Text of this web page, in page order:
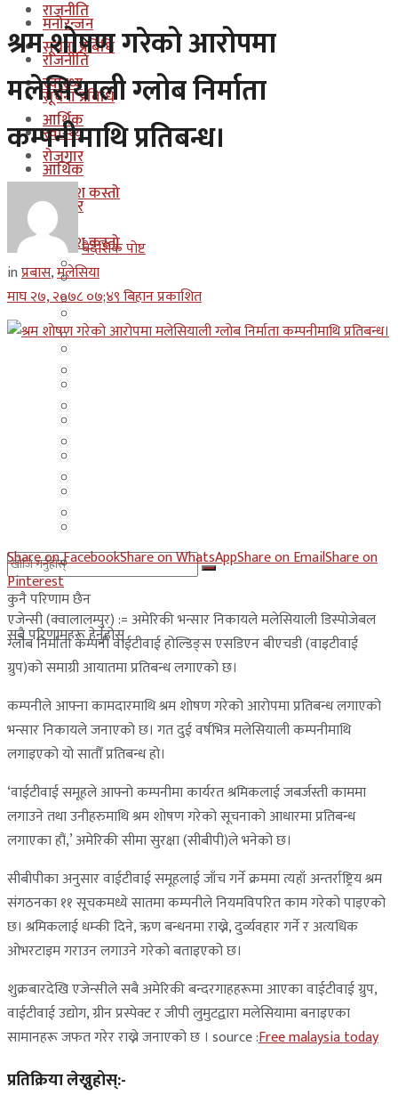
राजनीति
सूचना प्रबिधि
स्वास्थ्य
आर्थिक
रोजगार
कुन देश कस्तो
इजरायल
ओमान
कुवेत
दक्षिण कोरीया
कुनै परिणाम छैन
सबै परिणामहरू हेर्नुहोस्
मनोरन्जन
राजनीति
सूचना प्रबिधि
स्वास्थ्य
आर्थिक
रोजगार
कुन देश कस्तो
इजरायल
साउदी अरब
श्रम शोषण गरेको आरोपमा
मलेसियाली ग्लोब निर्माता
कम्पनीमाथि प्रतिबन्ध।
बैदेशिक पोष्ट
inप्रबास,मलेसिया
माघ २७, २०७८ ०७;४९ बिहान प्रकाशित
Share on FacebookShare on WhatsAppShare on EmailShare on
Pinterest
एजेन्सी (क्वालालम्पुर) := अमेरिकी भन्सार निकायले मलेसियाली डिस्पोजेबल
ग्लोब निर्माता कम्पनी वाईटीवाई होल्डिङ्स एसडिएन बीएचडी (वाइटीवाई
ग्रुप)को समाग्री आयातमा प्रतिबन्ध लगाएको छ।
कम्पनीले आफ्ना कामदारमाथि श्रम शोषण गरेको आरोपमा प्रतिबन्ध लगाएको
भन्सार निकायले जनाएको छ। गत दुई वर्षभित्र मलेसियाली कम्पनीमाथि
लगाइएको यो सातौँ प्रतिबन्ध हो।
‘वाईटीवाई समूहले आफ्नो कम्पनीमा कार्यरत श्रमिकलाई जबर्जस्ती काममा
लगाउने तथा उनीहरुमाथि श्रम शोषण गरेको सूचनाको आधारमा प्रतिबन्ध
लगाएका हौं,’ अमेरिकी सीमा सुरक्षा (सीबीपी)ले भनेको छ।
सीबीपीका अनुसार वाईटीवाई समूहलाई जाँच गर्ने क्रममा त्यहाँ अन्तर्राष्ट्रिय श्रम
संगठनका ११ सूचकमध्ये सातमा कम्पनीले नियमविपरित काम गरेको पाइएको
छ। श्रमिकलाई धम्की दिने, ऋण बन्धनमा राख्ने, दुर्व्यवहार गर्ने र अत्यधिक
ओभरटाइम गराउन लगाउने गरेको बताइएको छ।
शुक्रबारदेखि एजेन्सीले सबै अमेरिकी बन्दरगाहहरूमा आएका वाईटीवाई ग्रुप,
वाईटीवाई उद्योग, ग्रीन प्रस्पेक्ट र जीपी लुमुटद्वारा मलेसियामा बनाइएका
सामानहरू जफत गरेर राख्ने जनाएको छ । source :Free malaysia today
प्रतिक्रिया लेख्नुहोस्:-